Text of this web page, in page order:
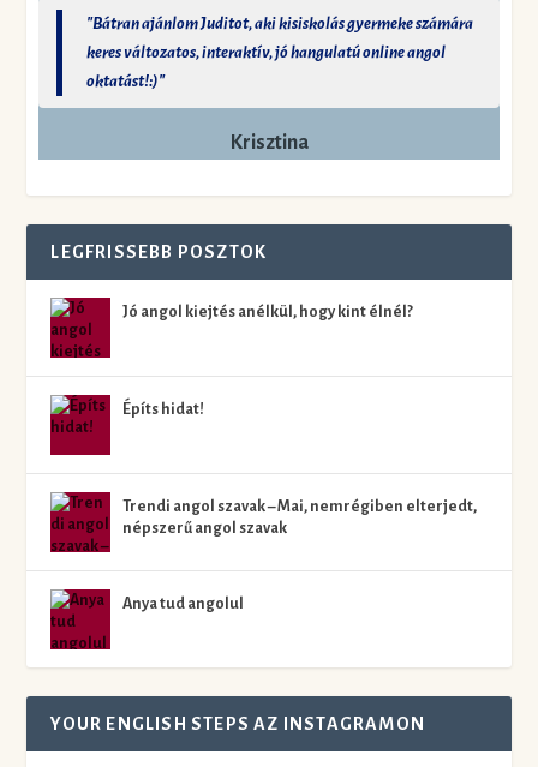
"Bátran ajánlom Juditot, aki kisiskolás gyermeke számára
keres változatos, interaktív, jó hangulatú online angol
oktatást!:)"
Krisztina
LEGFRISSEBB POSZTOK
Jó angol kiejtés anélkül, hogy kint élnél?
Építs hidat!
Trendi angol szavak – Mai, nemrégiben elterjedt,
népszerű angol szavak
Anya tud angolul
YOUR ENGLISH STEPS AZ INSTAGRAMON